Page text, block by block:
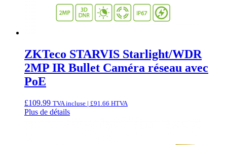
ZKTeco STARVIS Starlight/WDR
2MP IR Bullet Caméra réseau avec
PoE
£109.99 TVA incluse | £91.66 HTVA
Plus de détails